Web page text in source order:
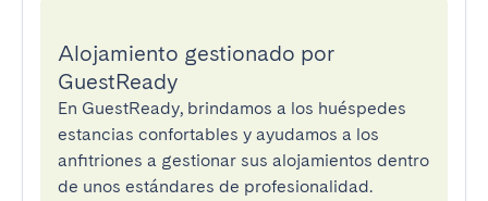
Alojamiento gestionado por
GuestReady
En GuestReady, brindamos a los huéspedes
estancias confortables y ayudamos a los
anfitriones a gestionar sus alojamientos dentro
de unos estándares de profesionalidad.